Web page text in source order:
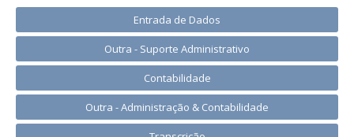
Entrada de Dados
Outra - Suporte Administrativo
Contabilidade
Outra - Administração & Contabilidade